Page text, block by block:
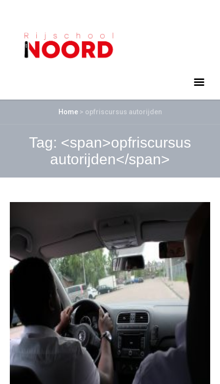
Home > opfriscursus autorijden
Tag: <span>opfriscursus
autorijden</span>